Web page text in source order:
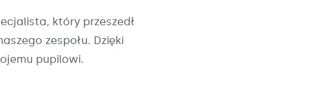
który przeszedł
zespołu. Dzięki
pupilowi.